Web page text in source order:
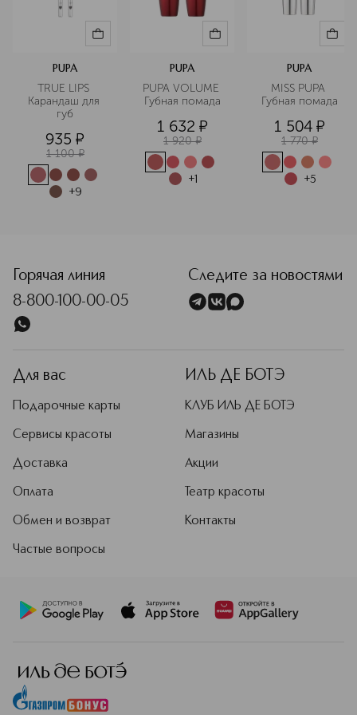
PUPA
TRUE LIPS
Карандаш для
губ
935 ¤
1 100 ¤
+9
PUPA
PUPA VOLUME
Губная помада
1 632 ¤
1 920 ¤
+1
PUPA
MISS PUPA
Губная помада
1 504 ¤
1 770 ¤
+5
Горячая линия
8-800-100-00-05
Следите за новостями
Для вас
Подарочные карты
Сервисы красоты
Доставка
Оплата
Обмен и возврат
Частые вопросы
ИЛЬ ДЕ БОТЭ
КЛУБ ИЛЬ ДЕ БОТЭ
Магазины
Акции
Театр красоты
Контакты